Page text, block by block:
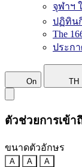
จุฬาฯ
ปฏิทิน
The
ประก
On TH
ตัวช่วยการเข้า
ขนาดตัวอักษร
A A A